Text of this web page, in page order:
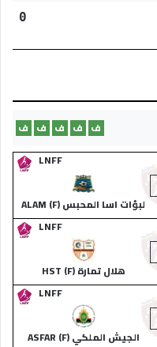
0
ف ف ف ف ف
LNFF
لبؤات اسا المحبس (F) ALAM
LNFF
هلال تمارة (F) HST
LNFF
الجيش الملكي (F) ASFAR